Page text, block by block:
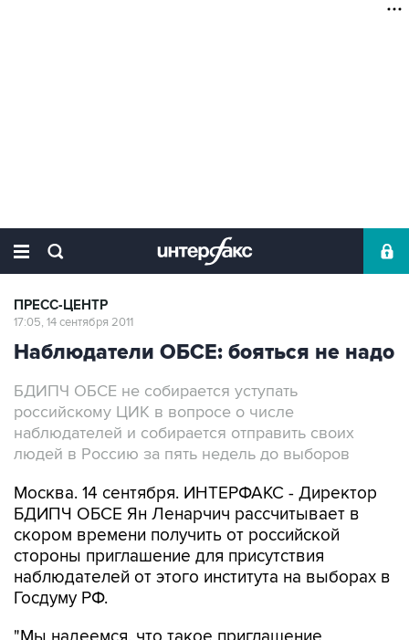
ПРЕСС-ЦЕНТР
17:05, 14 сентября 2011
Наблюдатели ОБСЕ: бояться не надо
БДИПЧ ОБСЕ не собирается уступать
российскому ЦИК в вопросе о числе
наблюдателей и собирается отправить своих
людей в Россию за пять недель до выборов
Москва. 14 сентября. ИНТЕРФАКС - Директор
БДИПЧ ОБСЕ Ян Ленарчич рассчитывает в
скором времени получить от российской
стороны приглашение для присутствия
наблюдателей от этого института на выборах в
Госдуму РФ.